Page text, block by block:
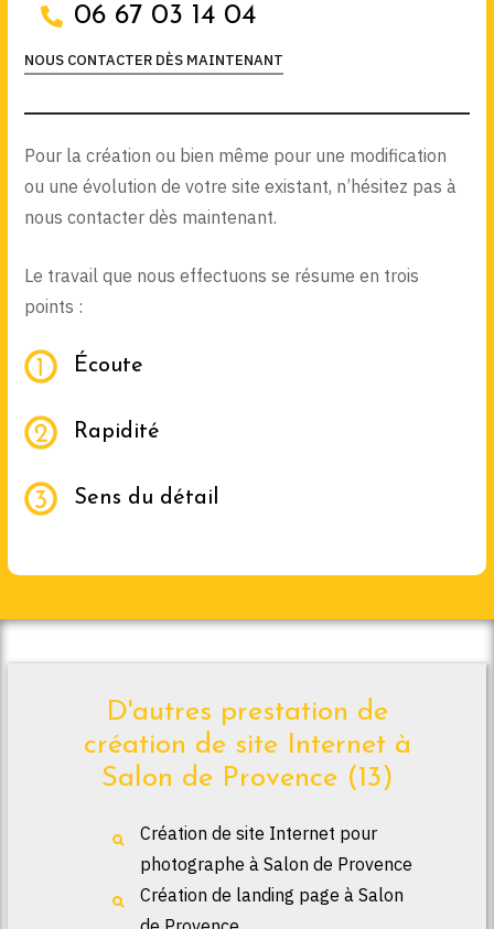
06 67 03 14 04
NOUS CONTACTER DÈS MAINTENANT
Pour la création ou bien même pour une modification
ou une évolution de votre site existant, n’hésitez pas à
nous contacter dès maintenant.
Le travail que nous effectuons se résume en trois
points :
Écoute
Rapidité
Sens du détail
D'autres prestation de
création de site Internet à
Salon de Provence (13)
Création de site Internet pour
photographe à Salon de Provence
Création de landing page à Salon